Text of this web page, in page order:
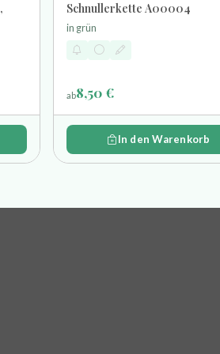
Schnullerkette A00004
in grün
ab8,50 €
In den Warenkorb